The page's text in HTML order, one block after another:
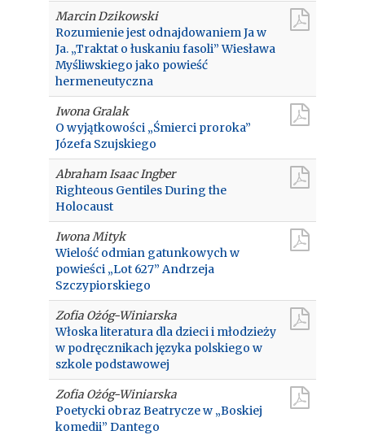
Marcin Dzikowski
Rozumienie jest odnajdowaniem Ja w
Ja. „Traktat o łuskaniu fasoli” Wiesława
Myśliwskiego jako powieść
hermeneutyczna
Iwona Gralak
O wyjątkowości „Śmierci proroka”
Józefa Szujskiego
Abraham Isaac Ingber
Righteous Gentiles During the
Holocaust
Iwona Mityk
Wielość odmian gatunkowych w
powieści „Lot 627” Andrzeja
Szczypiorskiego
Zofia Ożóg-Winiarska
Włoska literatura dla dzieci i młodzieży
w podręcznikach języka polskiego w
szkole podstawowej
Zofia Ożóg-Winiarska
Poetycki obraz Beatrycze w „Boskiej
komedii” Dantego